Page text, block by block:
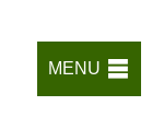
MENU